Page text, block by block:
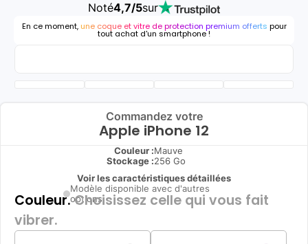
Noté4,7/5sur
En ce moment, une coque et vitre de protection premium offerts pour
tout achat d'un smartphone !
Commandez votre
Apple iPhone 12
Couleur :Mauve
Stockage :256 Go
Voir les caractéristiques détaillées
Modèle disponible avec d'autres
options
Couleur.Choisissez celle qui vous fait
vibrer.